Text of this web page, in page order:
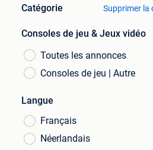
Catégorie Supprimer la
Consoles de jeu & Jeux vidéo
Toutes les annonces
Consoles de jeu | Autre
Langue
Français
Néerlandais